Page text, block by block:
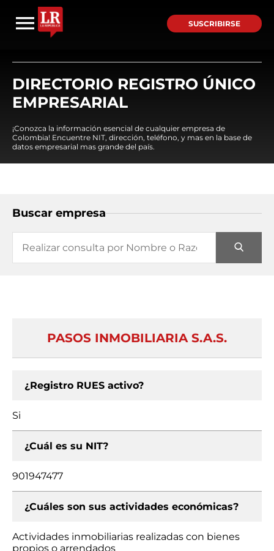
SUSCRIBIRSE
DIRECTORIO REGISTRO ÚNICO
EMPRESARIAL
¡Conozca la información esencial de cualquier empresa de
Colombia! Encuentre NIT, dirección, teléfono, y mas en la base de
datos empresarial mas grande del país.
Buscar empresa
PASOS INMOBILIARIA S.A.S.
¿Registro RUES activo?
Si
¿Cuál es su NIT?
901947477
¿Cuáles son sus actividades económicas?
Actividades inmobiliarias realizadas con bienes
propios o arrendados